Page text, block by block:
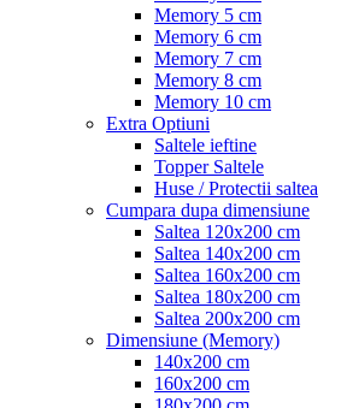
Memory 5 cm
Memory 6 cm
Memory 7 cm
Memory 8 cm
Memory 10 cm
Extra Optiuni
Saltele ieftine
Topper Saltele
Huse / Protectii saltea
Cumpara dupa dimensiune
Saltea 120x200 cm
Saltea 140x200 cm
Saltea 160x200 cm
Saltea 180x200 cm
Saltea 200x200 cm
Dimensiune (Memory)
140x200 cm
160x200 cm